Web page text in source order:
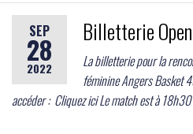
SEP
28
2022
Billetterie
La billetterie pour la
féminine Angers Basket
accéder : Cliquez ici Le match est à